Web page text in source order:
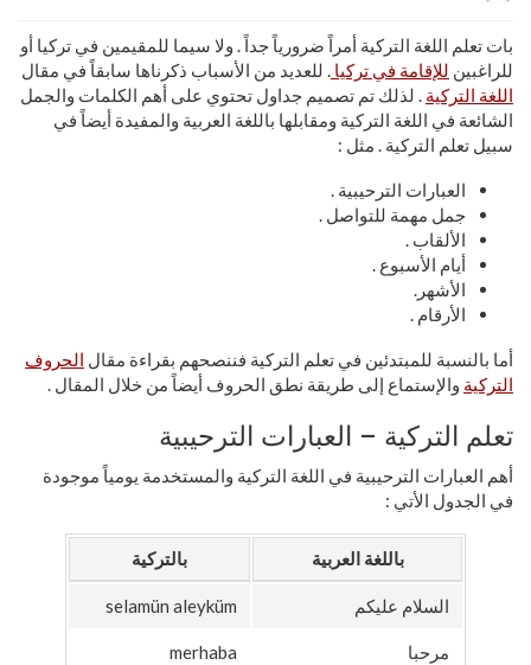
بات تعلم اللغة التركية أمراً ضرورياً جداً . ولا سيما للمقيمين في تركيا أو
للراغبين للإقامة في تركيا . للعديد من الأسباب ذكرناها سابقاً في مقال
اللغة التركية . لذلك تم تصميم جداول تحتوي على أهم الكلمات والجمل
الشائعة في اللغة التركية ومقابلها باللغة العربية والمفيدة أيضاً في
سبيل تعلم التركية . مثل :
العبارات الترحيبية .
جمل مهمة للتواصل .
الألقاب .
أيام الأسبوع .
الأشهر.
الأرقام .
أما بالنسبة للمبتدئين في تعلم التركية فننصحهم بقراءة مقال الحروف
التركية والإستماع إلى طريقة نطق الحروف أيضاً من خلال المقال .
تعلم التركية – العبارات الترحيبية
أهم العبارات الترحيبية في اللغة التركية والمستخدمة يومياً موجودة
في الجدول الأتي :
باللغة العربية بالتركية
السلام عليكم selamün aleyküm
مرحبا merhaba